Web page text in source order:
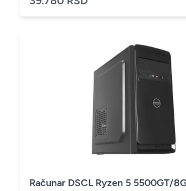
Računar DSCL Ryzen 5 5500GT/